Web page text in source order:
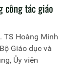
công tác giáo
TS Hoàng Minh
Giáo dục và
Ủy viên